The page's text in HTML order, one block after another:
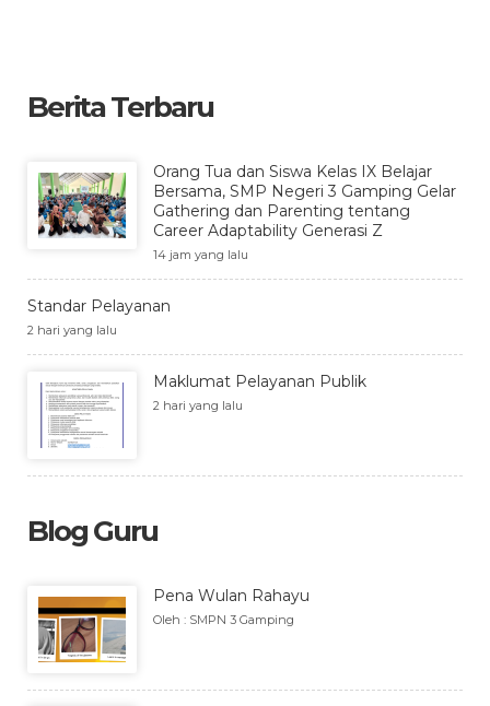
Berita Terbaru
Orang Tua dan Siswa Kelas IX Belajar
Bersama, SMP Negeri 3 Gamping Gelar
Gathering dan Parenting tentang
Career Adaptability Generasi Z
14 jam yang lalu
Standar Pelayanan
2 hari yang lalu
Maklumat Pelayanan Publik
2 hari yang lalu
Blog Guru
Pena Wulan Rahayu
Oleh : SMPN 3 Gamping